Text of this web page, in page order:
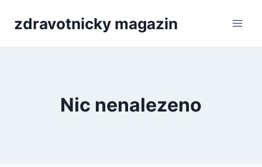
zdravotnicky magazin
Nic nenalezeno